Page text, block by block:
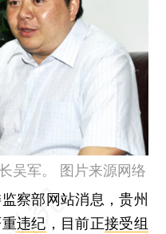
吴军。 图片来源网络
察部网站消息，贵州
违纪 ，目前正接受组